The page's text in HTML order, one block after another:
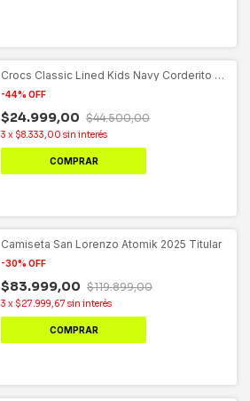
Crocs Classic Lined Kids Navy Corderito -
-44% OFF
$24.999,00 $44.500,00
3 x $8.333,00 sin interés
COMPRAR
Camiseta San Lorenzo Atomik 2025 Titular
-30% OFF
$83.999,00 $119.899,00
3 x $27.999,67 sin interés
COMPRAR